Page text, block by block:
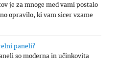
je za mnoge med vami postalo
opravilo, ki vam sicer vzame
paneli?
so moderna in učinkovita